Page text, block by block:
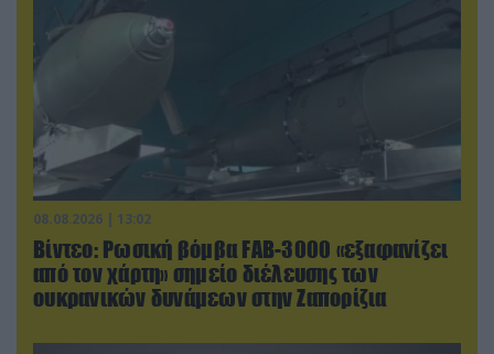
08.08.2026 | 13:02
Βίντεο: Ρωσική βόμβα FAB-3000 «εξαφανίζει
από τον χάρτη» σημείο διέλευσης των
ουκρανικών δυνάμεων στην Ζαπορίζια